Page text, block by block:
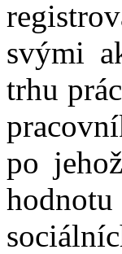
svými
trhu
po